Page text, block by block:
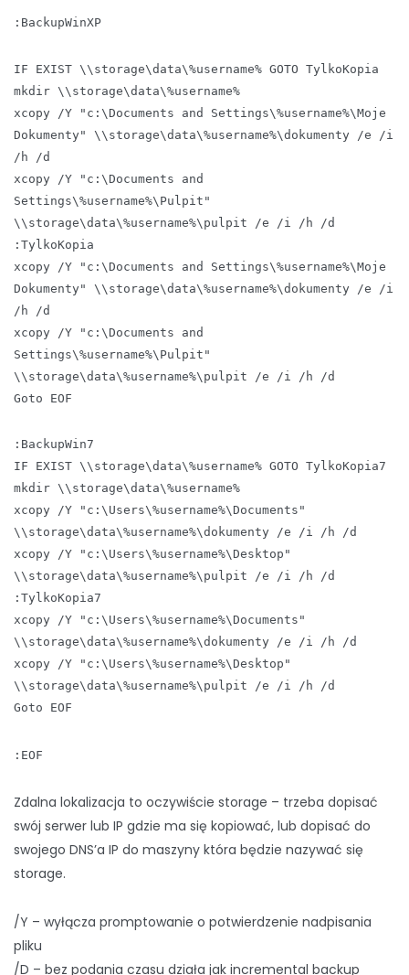
:BackupWinXP
IF EXIST \\storage\data\%username% GOTO TylkoKopia
mkdir \\storage\data\%username%
xcopy /Y "c:\Documents and Settings\%username%\Moje
Dokumenty" \\storage\data\%username%\dokumenty /e /i
/h /d
xcopy /Y "c:\Documents and
Settings\%username%\Pulpit"
\\storage\data\%username%\pulpit /e /i /h /d
:TylkoKopia
xcopy /Y "c:\Documents and Settings\%username%\Moje
Dokumenty" \\storage\data\%username%\dokumenty /e /i
/h /d
xcopy /Y "c:\Documents and
Settings\%username%\Pulpit"
\\storage\data\%username%\pulpit /e /i /h /d
Goto EOF
:BackupWin7
IF EXIST \\storage\data\%username% GOTO TylkoKopia7
mkdir \\storage\data\%username%
xcopy /Y "c:\Users\%username%\Documents"
\\storage\data\%username%\dokumenty /e /i /h /d
xcopy /Y "c:\Users\%username%\Desktop"
\\storage\data\%username%\pulpit /e /i /h /d
:TylkoKopia7
xcopy /Y "c:\Users\%username%\Documents"
\\storage\data\%username%\dokumenty /e /i /h /d
xcopy /Y "c:\Users\%username%\Desktop"
\\storage\data\%username%\pulpit /e /i /h /d
Goto EOF
:EOF
Zdalna lokalizacja to oczywiście storage – trzeba dopisać
swój serwer lub IP gdzie ma się kopiować, lub dopisać do
swojego DNS’a IP do maszyny która będzie nazywać się
storage.
/Y – wyłącza promptowanie o potwierdzenie nadpisania
pliku
/D – bez podania czasu działa jak incremental backup